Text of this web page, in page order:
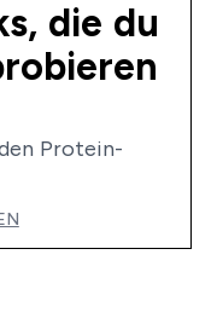
die du
Protein-